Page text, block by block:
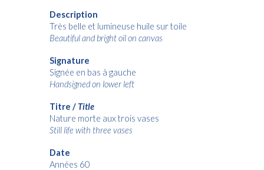
Description
Très belle et lumineuse huile sur toile
Beautiful and bright oil on canvas
Signature
Signée en bas à gauche
Handsigned on lower left
Titre / Title
Nature morte aux trois vases
Still life with three vases
Date
Années 60